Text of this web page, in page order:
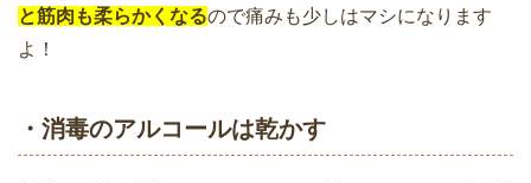
と筋肉も柔らかくなるので痛みも少しはマシになります
よ！
・消毒のアルコールは乾かす